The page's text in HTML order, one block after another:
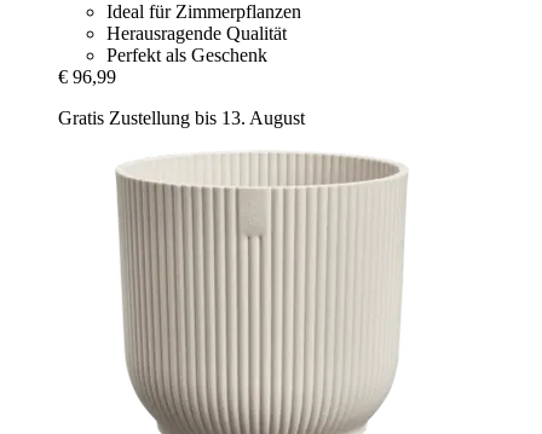
Ideal für Zimmerpflanzen
Herausragende Qualität
Perfekt als Geschenk
€ 96,99
Gratis Zustellung bis 13. August